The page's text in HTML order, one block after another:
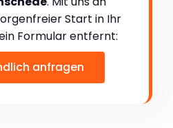
Start in Ihr
Formular entfernt:
anfragen